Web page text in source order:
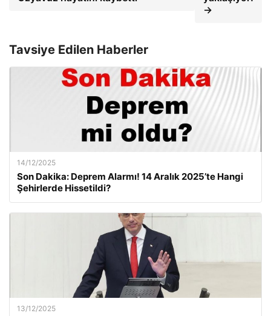
→
Tavsiye Edilen Haberler
14/12/2025
Son Dakika: Deprem Alarmı! 14 Aralık 2025’te Hangi
Şehirlerde Hissetildi?
13/12/2025